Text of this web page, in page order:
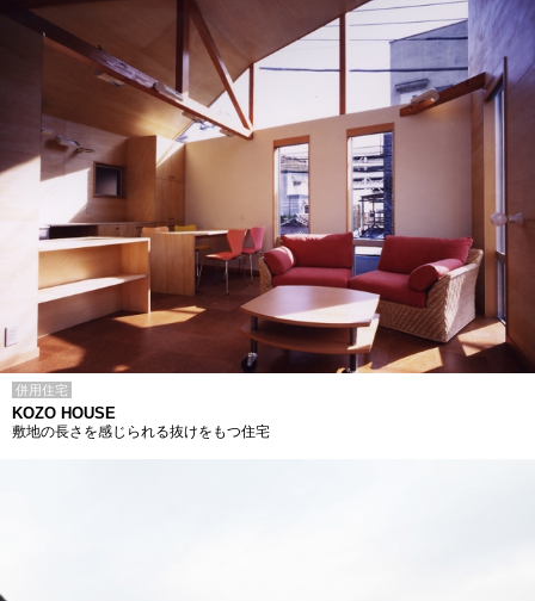
併用住宅
KOZO HOUSE
敷地の長さを感じられる抜けをもつ住宅